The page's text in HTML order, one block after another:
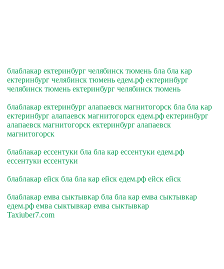
блаблакар ектеринбург челябинск тюмень бла бла кар
ектеринбург челябинск тюмень едем.рф ектеринбург
челябинск тюмень ектеринбург челябинск тюмень
блаблакар ектеринбург алапаевск магнитогорск бла бла кар
ектеринбург алапаевск магнитогорск едем.рф ектеринбург
алапаевск магнитогорск ектеринбург алапаевск
магнитогорск
блаблакар ессентуки бла бла кар ессентуки едем.рф
ессентуки ессентуки
блаблакар ейск бла бла кар ейск едем.рф ейск ейск
блаблакар емва сыктывкар бла бла кар емва сыктывкар
едем.рф емва сыктывкар емва сыктывкар
Taxiuber7.com